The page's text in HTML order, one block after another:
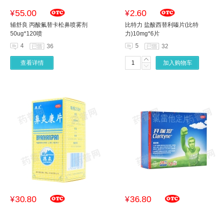
¥55.00
辅舒良 丙酸氟替卡松鼻喷雾剂
50ug*120喷
4
36
查看详情
¥2.60
比特力 盐酸西替利嗪片(比特
力)10mg*6片
5
32
加入购物车
¥30.80 ¥36.80